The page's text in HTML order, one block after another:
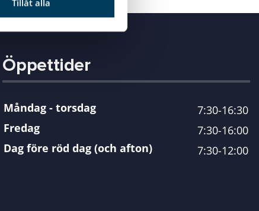
Tillåt alla
Öppettider
Måndag - torsdag
7:30-16:30
Fredag
7:30-16:00
Dag före röd dag (och afton)
7:30-12:00